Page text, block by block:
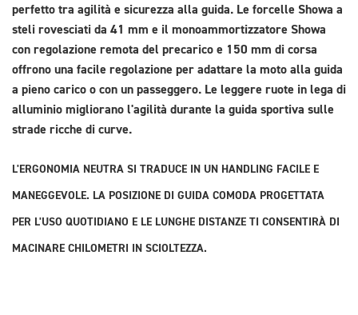
perfetto tra agilità e sicurezza alla guida. Le forcelle Showa a
steli rovesciati da 41 mm e il monoammortizzatore Showa
con regolazione remota del precarico e 150 mm di corsa
offrono una facile regolazione per adattare la moto alla guida
a pieno carico o con un passeggero. Le leggere ruote in lega di
alluminio migliorano l'agilità durante la guida sportiva sulle
strade ricche di curve.
L'ERGONOMIA NEUTRA SI TRADUCE IN UN HANDLING FACILE E
MANEGGEVOLE. LA POSIZIONE DI GUIDA COMODA PROGETTATA
PER L'USO QUOTIDIANO E LE LUNGHE DISTANZE TI CONSENTIRÀ DI
MACINARE CHILOMETRI IN SCIOLTEZZA.